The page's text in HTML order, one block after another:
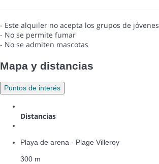
- Este alquiler no acepta los grupos de jóvenes
- No se permite fumar
- No se admiten mascotas
Mapa y distancias
Puntos de interés
Distancias
Playa de arena - Plage Villeroy
300 m